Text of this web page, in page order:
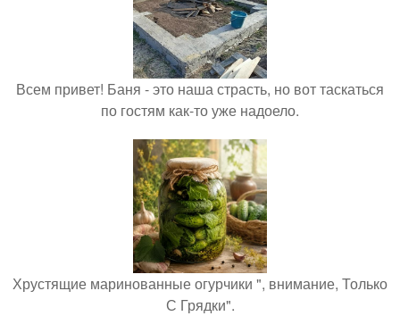
Всем привет! Баня - это наша страсть, но вот таскаться
по гостям как-то уже надоело.
Хрустящие маринованные огурчики ", внимание, Только
С Грядки".